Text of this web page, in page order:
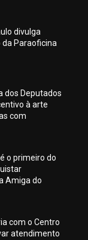
divulga
Paraoficina
dos Deputados
à arte
com
o primeiro do
Amiga do
com o Centro
atendimento